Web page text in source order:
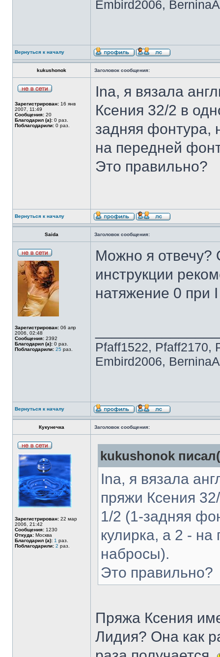
Embird2006,
Вернуться к началу
kukushonok Заголовок сообщения:
Зарегистрирован: 16 янв
2007, 11:49
Сообщения: 20
Благодарил (а): 0 раз.
Поблагодарили: 0 раз.
Ina, я вязала
Ксения 32/2 в
задняя фонтура,
на передней
Это правильно?
Вернуться к началу
Saida Заголовок сообщения:
Зарегистрирован: 06 апр
2006, 02:48
Сообщения: 2392
Благодарил (а): 0 раз.
Поблагодарили: 25 раз.
Можно я отвечу?
инструкции
натяжение 0 при
Pfaff1522, Pfaff2170,
Embird2006,
Вернуться к началу
Кукунечка Заголовок сообщения:
Зарегистрирован: 22 мар
2006, 21:42
Сообщения: 1230
Откуда: Москва
Благодарил (а): 1 раз.
Поблагодарили: 2 раз.
kukushonok
Ina, я вязала
пряжи Ксения
1/2 (1-задняя
кулирка, а 2 -
набросы).
Это правильно?
Пряжа Ксения
Лидия? Она как